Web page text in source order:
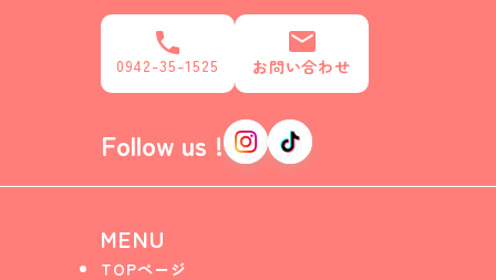
MENU
TOPページ
0942-35-1525 お問い合わせ
Follow us !